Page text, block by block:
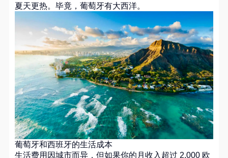
夏天更热。毕竟，葡萄牙有大西洋。
葡萄牙和西班牙的生活成本
生活费用因城市而异，但如果你的月收入超过 2,000 欧